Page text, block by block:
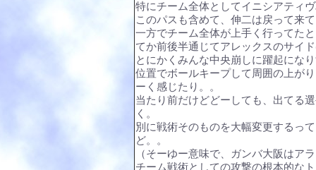
特にチーム全体としてイニシアティ
このパスも含めて、伸二は戻って来
一方でチーム全体が上手く行ってた
てか前後半通じてアレックスのサイ
とにかくみんな中央崩しに躍起にな
位置でボールキープして周囲の上が
ーく感じたり。。
当たり前だけどどーしても、出てる
く。
別に戦術そのものを大幅変更するっ
ど。。
（そーゆー意味で、ガンバ大阪はア
チーム戦術としての攻撃の根本的な